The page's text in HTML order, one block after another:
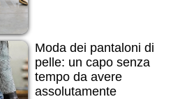
Moda dei pantaloni di
pelle: un capo senza
tempo da avere
assolutamente